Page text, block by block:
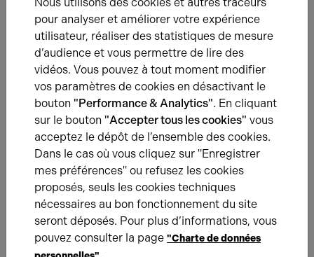
Quels sont les contours et les grands axes du projet de zone
d'aménagement concertée entre Silly-le-Long et Le Plessis-
16.07.2024
Accessibilité : quelles sont les obligations
pour les entreprises ?
pour analyser et améliorer votre expérience
utilisateur, réaliser des statistiques de mesure
d’audience et vous permettre de lire des
vidéos. Vous pouvez à tout moment modifier
vos paramètres de cookies en désactivant le
bouton "Performance & Analytics". En cliquant
sur le bouton "Accepter tous les cookies" vous
acceptez le dépôt de l’ensemble des cookies.
Dans le cas où vous cliquez sur "Enregistrer
mes préférences" ou refusez les cookies
proposés, seuls les cookies techniques
nécessaires au bon fonctionnement du site
seront déposés. Pour plus d’informations, vous
pouvez consulter la page "Charte de données